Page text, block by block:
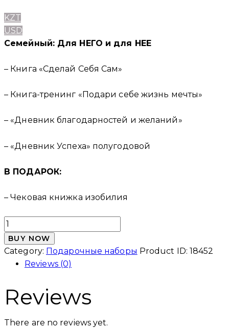
KZT
USD
Семейный: Для НЕГО и для НЕЕ
– Книга «Сделай Себя Сам»
– Книга-тренинг «Подари себе жизнь мечты»
– «Дневник благодарностей и желаний»
– «Дневник Успеха» полугодовой
В ПОДАРОК:
– Чековая книжка изобилия
Подарочный
набор
№8
quantity
BUY NOW
Category: Подарочные наборы Product ID:18452
Reviews (0)
Reviews
There are no reviews yet.